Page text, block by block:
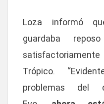
Loza informó
guardaba
Trópico.
problemas del